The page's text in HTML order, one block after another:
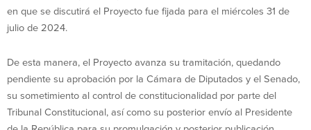
en que se discutirá el Proyecto fue fijada para el miércoles 31 de
julio de 2024.
De esta manera, el Proyecto avanza su tramitación, quedando
pendiente su aprobación por la Cámara de Diputados y el Senado,
su sometimiento al control de constitucionalidad por parte del
Tribunal Constitucional, así como su posterior envío al Presidente